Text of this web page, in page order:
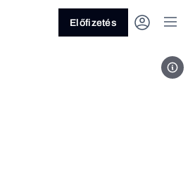
Előfizetés